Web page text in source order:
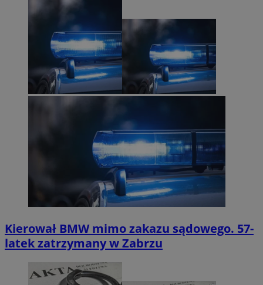
Kierował BMW mimo zakazu sądowego. 57-
latek zatrzymany w Zabrzu